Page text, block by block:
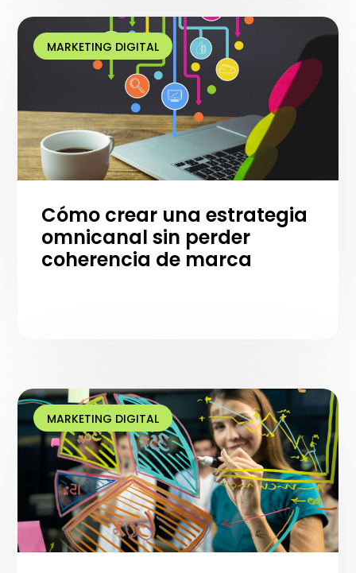
MARKETING DIGITAL
Cómo crear una estrategia
omnicanal sin perder
coherencia de marca
MARKETING DIGITAL